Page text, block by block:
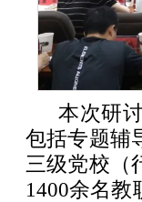
本次研
包括专题辅
三级党校（
1400余名